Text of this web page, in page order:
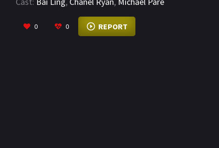
los rehenes, pero queda una pregunta: incluso si
obtienen su dinero, ¿cómo es posible que escapen?
0 0 REPORT